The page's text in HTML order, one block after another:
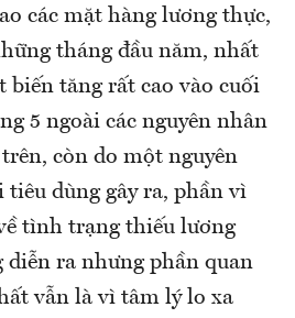
các mặt hàng lương thực,
tháng đầu năm, nhất
biến tăng rất cao vào cuối
5 ngoài các nguyên nhân
còn do một nguyên
tiêu dùng gây ra, phần vì
tình trạng thiếu lương
diễn ra nhưng phần quan
vẫn là vì tâm lý lo xa